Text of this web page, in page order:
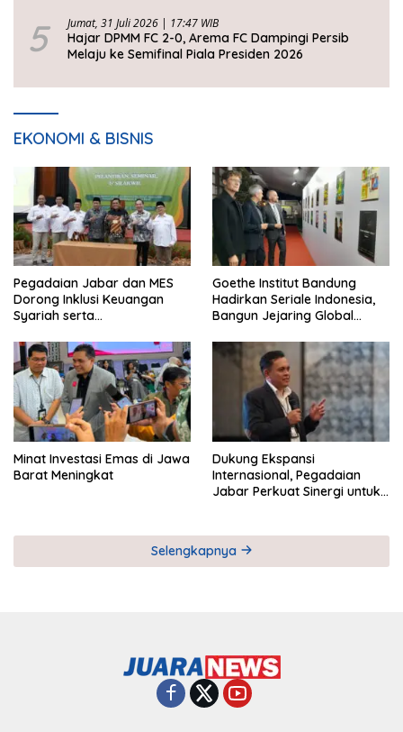
5 Jumat, 31 Juli 2026 | 17:47 WIB
Hajar DPMM FC 2-0, Arema FC Dampingi Persib
Melaju ke Semifinal Piala Presiden 2026
EKONOMI & BISNIS
Pegadaian Jabar dan MES
Dorong Inklusi Keuangan
Syariah serta
Goethe Institut Bandung
Hadirkan Seriale Indonesia,
Bangun Jejaring Global
Minat Investasi Emas di Jawa
Barat Meningkat
Dukung Ekspansi
Internasional, Pegadaian
Jabar Perkuat Sinergi untuk
Selengkapnya